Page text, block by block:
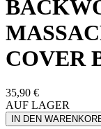
COVER
35,90 €
AUF LAGER
IN DEN